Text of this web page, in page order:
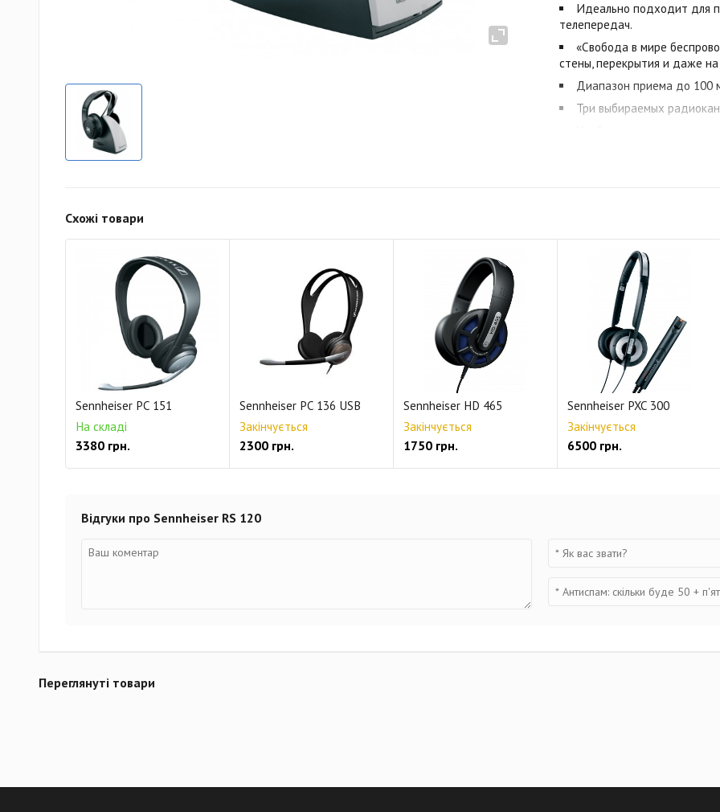
Идеально подходит для
телепередач.
«Свобода в мире
стены, перекрытия и даже на
Диапазон приема до 100
Три выбираемых
Привлекательный
В комплект входят
Гарантия 2 года.
Схожі товари
Sennheiser PC 151
На складі
3380 грн.
Sennheiser PC 136 USB
Закінчується
2300 грн.
Sennheiser HD 465
Закінчується
1750 грн.
Sennheiser PXC 300
Закінчується
6500 грн.
Відгуки про Sennheiser RS 120
Переглянуті товари